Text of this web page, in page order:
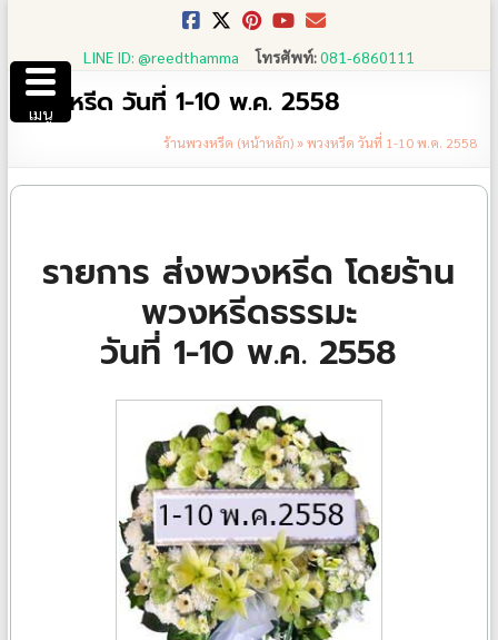
content
LINE ID: @reedthamma โทรศัพท์:081-6860111
พวงหรีด วันที่ 1-10 พ.ค. 2558
ร้านพวงหรีด (หน้าหลัก)»พวงหรีด วันที่ 1-10 พ.ค. 2558
รายการ ส่งพวงหรีด โดยร้าน
พวงหรีดธรรมะ
วันที่ 1-10 พ.ค. 2558
เมนู